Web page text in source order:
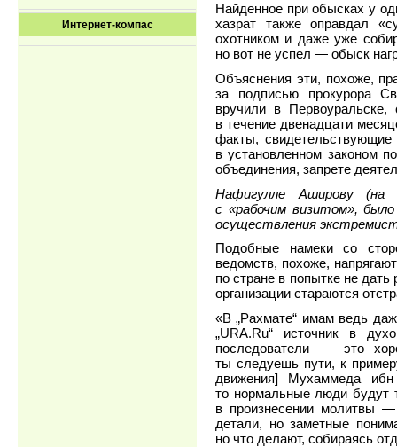
Интернет-компас
Найденное при обысках у
хазрат также оправдал
охотником и даже уже
но вот не успел — обыск
Объяснения эти, похоже,
за подписью прокурора
вручили в
в течение двенадцати
факты,
в установленном законом
объединения, запрете
Нафигулле Аширову (на
с «рабочим визитом»,
осуществления
Подобные намеки со
ведомств, похоже,
по стране в попытке не
организации стараются
«В „Рахмате“ имам ведь
„URA.Ru“ источник в
последователи — это
ты следуешь пути, к
движения] Мухаммеда
то нормальные люди будут
в произнесении молитвы
детали, но заметные
но что делают, собираясь